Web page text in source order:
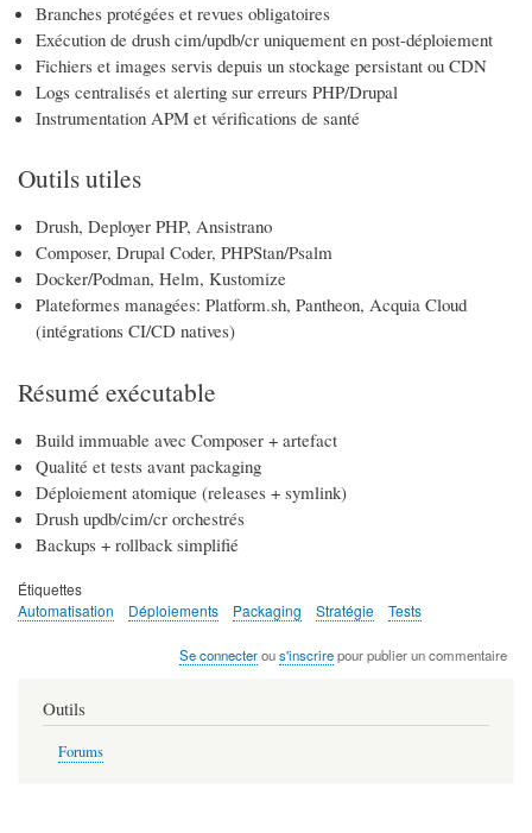
Branches protégées et revues obligatoires
Exécution de drush cim/updb/cr uniquement en post-déploiement
Fichiers et images servis depuis un stockage persistant ou CDN
Logs centralisés et alerting sur erreurs PHP/Drupal
Instrumentation APM et vérifications de santé
Outils utiles
Drush, Deployer PHP, Ansistrano
Composer, Drupal Coder, PHPStan/Psalm
Docker/Podman, Helm, Kustomize
Plateformes managées: Platform.sh, Pantheon, Acquia Cloud
(intégrations CI/CD natives)
Résumé exécutable
Build immuable avec Composer + artefact
Qualité et tests avant packaging
Déploiement atomique (releases + symlink)
Drush updb/cim/cr orchestrés
Backups + rollback simplifié
Étiquettes
Automatisation
Déploiements Packaging Stratégie Tests
Se connecterous'inscrirepour publier un commentaire
Outils
Forums